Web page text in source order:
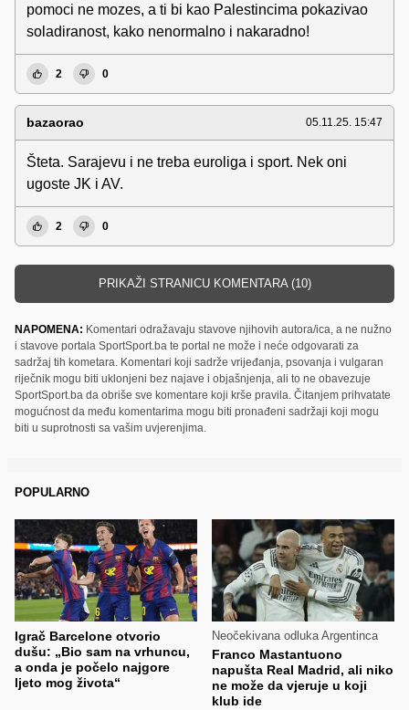
pomoci ne mozes, a ti bi kao Palestincima pokazivao
soladiranost, kako nenormalno i nakaradno!
2 0
bazaorao 05.11.25. 15:47
Šteta. Sarajevu i ne treba euroliga i sport. Nek oni
ugoste JK i AV.
2 0
PRIKAŽI STRANICU KOMENTARA (10)
NAPOMENA: Komentari odražavaju stavove njihovih autora/ica, a ne nužno
i stavove portala SportSport.ba te portal ne može i neće odgovarati za
sadržaj tih kometara. Komentari koji sadrže vrijeđanja, psovanja i vulgaran
riječnik mogu biti uklonjeni bez najave i objašnjenja, ali to ne obavezuje
SportSport.ba da obriše sve komentare koji krše pravila. Čitanjem prihvatate
mogućnost da među komentarima mogu biti pronađeni sadržaji koji mogu
biti u suprotnosti sa vašim uvjerenjima.
POPULARNO
Igrač Barcelone otvorio
dušu: „Bio sam na vrhuncu,
a onda je počelo najgore
ljeto mog života“
Neočekivana odluka Argentinca
Franco Mastantuono
napušta Real Madrid, ali niko
ne može da vjeruje u koji
klub ide